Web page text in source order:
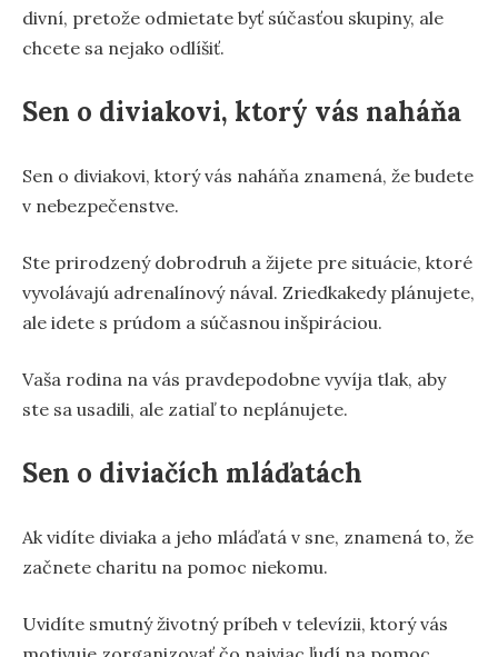
divní, pretože odmietate byť súčasťou skupiny, ale
chcete sa nejako odlíšiť.
Sen o diviakovi, ktorý vás naháňa
Sen o diviakovi, ktorý vás naháňa znamená, že budete
v nebezpečenstve.
Ste prirodzený dobrodruh a žijete pre situácie, ktoré
vyvolávajú adrenalínový nával. Zriedkakedy plánujete,
ale idete s prúdom a súčasnou inšpiráciou.
Vaša rodina na vás pravdepodobne vyvíja tlak, aby
ste sa usadili, ale zatiaľ to neplánujete.
Sen o diviačích mláďatách
Ak vidíte diviaka a jeho mláďatá v sne, znamená to, že
začnete charitu na pomoc niekomu.
Uvidíte smutný životný príbeh v televízii, ktorý vás